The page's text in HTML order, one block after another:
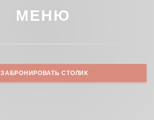
МЕНЮ
ЗАБРОНИРОВАТЬ СТОЛИК